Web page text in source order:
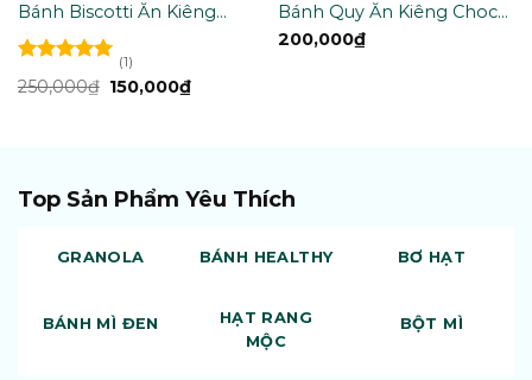
Bánh Biscotti Ăn Kiêng
Nguyên Cám Không
Đường by TUNA
Rated5.00
out of 5
(1)
250,000₫ 150,000₫
Bánh Quy Ăn Kiêng Choco
Không Đường Healthy Eat
200,000₫
Top Sản Phẩm Yêu Thích
GRANOLA BÁNH HEALTHY BƠ HẠT
BÁNH MÌ ĐEN
HẠT RANG
MỘC
BỘT MÌ